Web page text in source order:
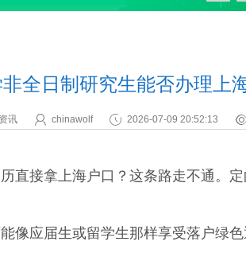
全日制研究生能否办理上
讯 chinawolf 2026-07-09 20:52:13
接拿上海户口？这条路走不通。定
应届生或留学生那样享受落户绿色